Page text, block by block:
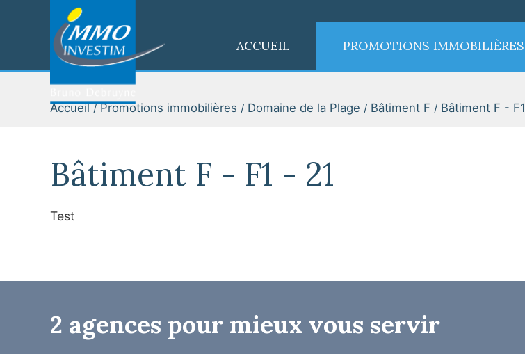
ACCUEIL PROMOTIONS IMMOBILIÈRES
Accueil Promotions immobilières Domaine de la Plage Bâtiment F Bâtiment F - F1
Bâtiment F - F1 - 21
Test
2 agences pour mieux vous servir